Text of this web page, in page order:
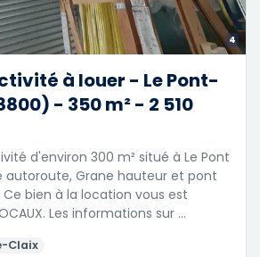
4
à louer - Le Pont-
- 350 m² - 2 510
d'environ 300 m² situé à Le Pont
autoroute, Grane hauteur et pont
Ce bien à la location vous est
Les informations sur …
Claix